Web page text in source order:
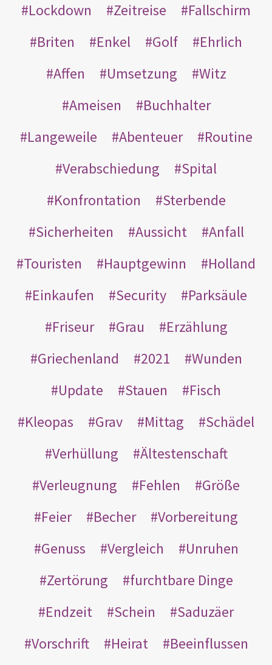
Lockdown Zeitreise
Fallschirm
Briten
Enkel Golf
Ehrlich
Affen
Umsetzung
Witz
Ameisen
Buchhalter
Langeweile
Abenteuer
Routine
Verabschiedung
Spital
Konfrontation
Sterbende
Sicherheiten
Aussicht
Anfall
Touristen
Hauptgewinn
Holland
Einkaufen
Security
Parksäule
Friseur
Grau
Erzählung
Griechenland
2021
Wunden
Update
Stauen
Fisch
Kleopas
Grav Mittag
Schädel
Verhüllung
Ältestenschaft
Verleugnung
Fehlen
Größe
Feier
Becher
Vorbereitung
Genuss
Vergleich
Unruhen
Zertörung
furchtbare Dinge
Endzeit
Schein
Saduzäer
Vorschrift
Heirat
Beeinflussen